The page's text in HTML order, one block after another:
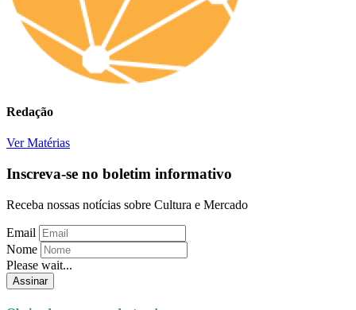
Redação
Ver Matérias
Inscreva-se no boletim informativo
Receba nossas notícias sobre Cultura e Mercado
Email
Nome
Please wait...
Assinar